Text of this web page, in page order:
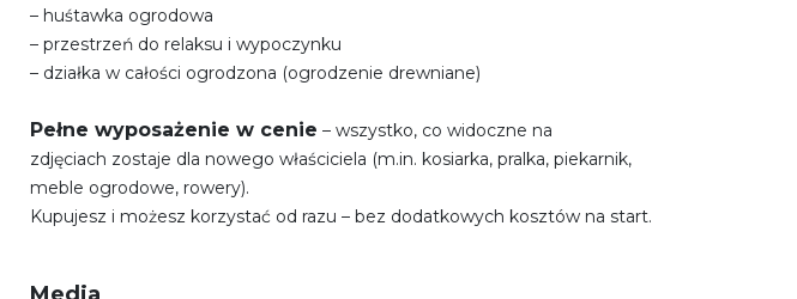
– huśtawka ogrodowa
– przestrzeń do relaksu i wypoczynku
– działka w całości ogrodzona (ogrodzenie drewniane)
Pełne wyposażenie w cenie – wszystko, co widoczne na
zdjęciach zostaje dla nowego właściciela (m.in. kosiarka, pralka, piekarnik,
meble ogrodowe, rowery).
Kupujesz i możesz korzystać od razu – bez dodatkowych kosztów na start.